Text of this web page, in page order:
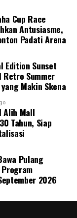
Cup Race
Antusiasme,
Padati Arena
Edition Sunset
Retro Summer
Makin Skena
Alih Mall
Tahun, Siap
Pulang
Program
2026